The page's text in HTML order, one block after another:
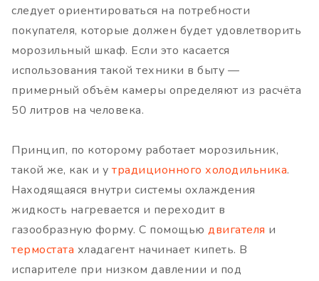
следует ориентироваться на потребности
покупателя, которые должен будет удовлетворить
морозильный шкаф. Если это касается
использования такой техники в быту —
примерный объём камеры определяют из расчёта
50 литров на человека.
Принцип, по которому работает морозильник,
такой же, как и у традиционного холодильника.
Находящаяся внутри системы охлаждения
жидкость нагревается и переходит в
газообразную форму. С помощью двигателя и
термостата хладагент начинает кипеть. В
испарителе при низком давлении и под